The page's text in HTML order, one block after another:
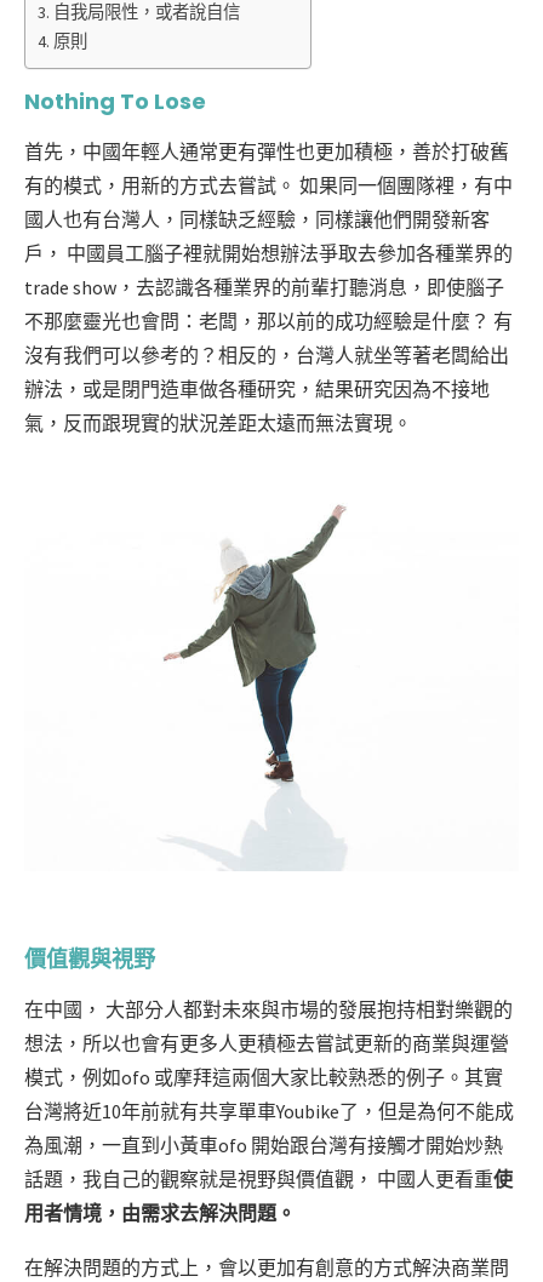
自我局限性，或者說自信
原則
Nothing To Lose
首先，中國年輕人通常更有彈性也更加積極，善於打破舊
有的模式，用新的方式去嘗試。 如果同一個團隊裡，有中
國人也有台灣人，同樣缺乏經驗，同樣讓他們開發新客
戶， 中國員工腦子裡就開始想辦法爭取去參加各種業界的
trade show，去認識各種業界的前輩打聽消息，即使腦子
不那麼靈光也會問：老闆，那以前的成功經驗是什麼？ 有
沒有我們可以參考的？相反的，台灣人就坐等著老闆給出
辦法，或是閉門造車做各種研究，結果研究因為不接地
氣，反而跟現實的狀況差距太遠而無法實現。
價值觀與視野
在中國， 大部分人都對未來與市場的發展抱持相對樂觀的
想法，所以也會有更多人更積極去嘗試更新的商業與運營
模式，例如ofo 或摩拜這兩個大家比較熟悉的例子。其實
台灣將近10年前就有共享單車Youbike了，但是為何不能成
為風潮，一直到小黃車ofo 開始跟台灣有接觸才開始炒熱
話題，我自己的觀察就是視野與價值觀， 中國人更看重使
用者情境，由需求去解決問題。
在解決問題的方式上，會以更加有創意的方式解決商業問